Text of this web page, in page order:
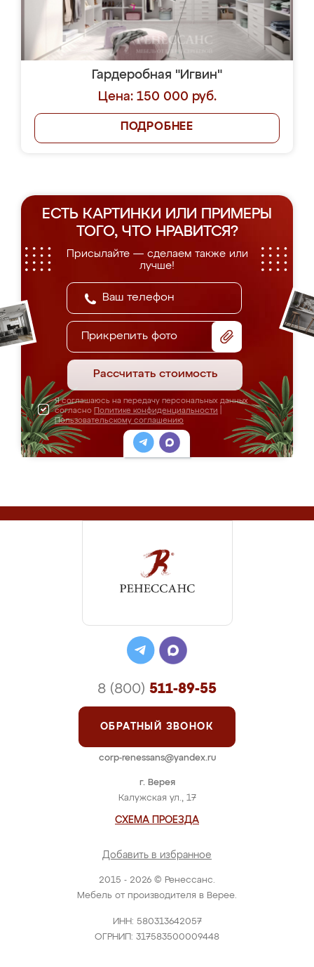
Гардеробная "Игвин"
Цена: 150 000 руб.
ПОДРОБНЕЕ
ЕСТЬ КАРТИНКИ ИЛИ ПРИМЕРЫ
ТОГО, ЧТО НРАВИТСЯ?
Присылайте — сделаем также или
лучше!
Прикрепить фото
Рассчитать стоимость
Я соглашаюсь на передачу персональных данных
согласно Политике конфиденциальности
Пользовательскому соглашению
2015 - 2026 © Ренессанс.
Мебель от производителя в Верее.
ИНН: 580313642057
ОГРНИП: 317583500009448
г. Верея
Калужская ул., 17
СХЕМА ПРОЕЗДА
Добавить в избранное
8 (800) 511-89-55
ОБРАТНЫЙ ЗВОНОК
corp-renessans@yandex.ru